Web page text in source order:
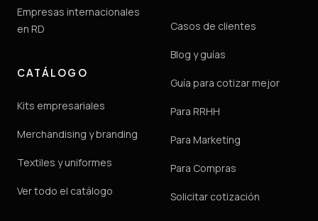
Empresas internacionales
en RD
CATÁLOGO
Kits empresariales
Merchandising y branding
Textiles y uniformes
Ver todo el catálogo
Casos de clientes
Blog y guías
Guía para cotizar mejor
Para RRHH
Para Marketing
Para Compras
Solicitar cotización